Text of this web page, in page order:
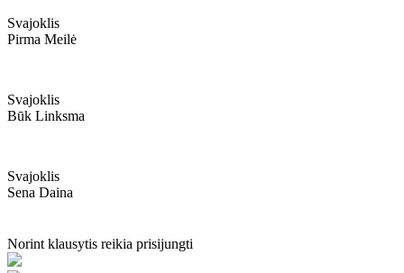
Svajoklis
Pirma Meilė
Svajoklis
Būk Linksma
Svajoklis
Sena Daina
Norint klausytis reikia prisijungti